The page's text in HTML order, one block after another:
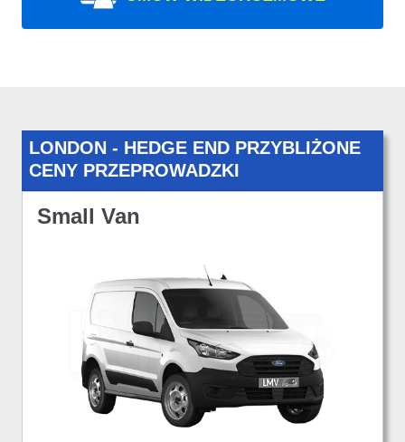
LONDON - HEDGE END PRZYBLIŻONE
CENY PRZEPROWADZKI
Small Van